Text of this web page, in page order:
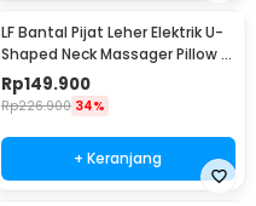
LF Bantal Pijat Leher Elektrik U-
Shaped Neck Massager Pillow -
LR-S100
Rp149.900
Rp226.900 34%
+ Keranjang